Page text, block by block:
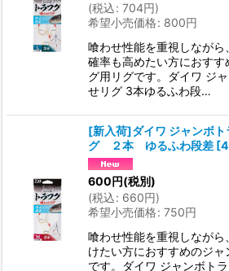
(税込: 704円)
希望小売価格: 800円
喰わせ性能を重視しなが
確率も高めたい方におすす
グ用リグです。ダイワ ジ
せリグ 3本ゆるふわ段…
[新入荷]ダイワ ジャンボ
グ ２本 ゆるふわ段差 [
600円(税別)
(税込: 660円)
希望小売価格: 750円
喰わせ性能を重視しなが
けたい方におすすめのジ
です。ダイワ ジャンボト